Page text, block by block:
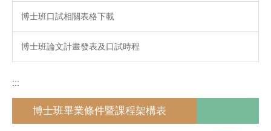
博士班口試相關表格下載
博士班論文計畫發表及口試時程
:::
博士班畢業條件暨課程架構表